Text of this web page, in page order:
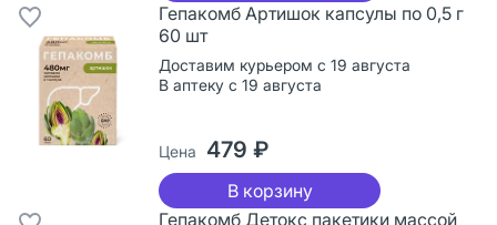
Гепакомб Артишок капсулы по 0,5 г
60 шт
Доставим курьером с 19 августа
В аптеку с 19 августа
Цена 479 ₽
В корзину
Гепакомб Детокс пакетики массой